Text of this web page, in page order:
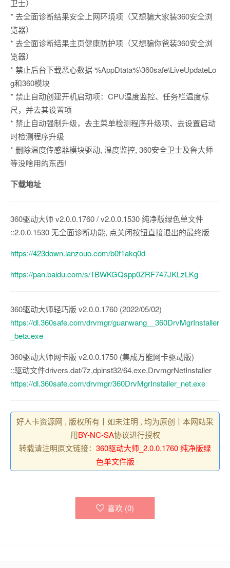
卫士）
* 去全面诊断结果安全上网环境项（又想骗大家装360安全浏
览器）
* 去全面诊断结果主页健康防护项（又想骗你爸装360安全浏
览器）
* 禁止后台下载恶心数据 %AppDtata%\360safe\LiveUpdateLo
g和360模块
* 禁止自动创建开机启动项：CPU温度监控、任务栏温度标
尺，并去其设置项
* 禁止自动强制升级，去主菜单检测程序升级项、去设置启动
时检测程序升级
* 删除温度传感器模块驱动, 温度监控, 360安全卫士及鲁大师
等没啥用的东西!
下载地址
360驱动大师 v2.0.0.1760 / v2.0.0.1530 纯净版绿色单文件
::2.0.0.1530 无全面诊断功能, 点关闭按钮直接退出的最终版
https://423down.lanzouo.com/b0f1akq0d
https://pan.baidu.com/s/1BWKGQspp0ZRF747JKLzLKg
360驱动大师轻巧版 v2.0.0.1760 (2022/05/02)
https://dl.360safe.com/drvmgr/guanwang__360DrvMgrInstaller
_beta.exe
360驱动大师网卡版 v2.0.0.1750 (集成万能网卡驱动版)
::驱动文件drivers.dat/7z,dpinst32/64.exe,DrvmgrNetInstaller
https://dl.360safe.com/drvmgr/360DrvMgrInstaller_net.exe
好人卡资源网 , 版权所有丨如未注明 , 均为原创丨本网站采
用BY-NC-SA协议进行授权
转载请注明原文链接： 360驱动大师_2.0.0.1760 纯净版绿
色单文件版
喜欢 (0)